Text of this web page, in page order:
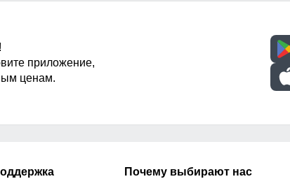
приложение,
ценам.
Почему выбирают нас